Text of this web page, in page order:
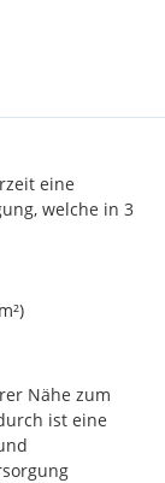
eine
welche in 3
Nähe zum
ist eine